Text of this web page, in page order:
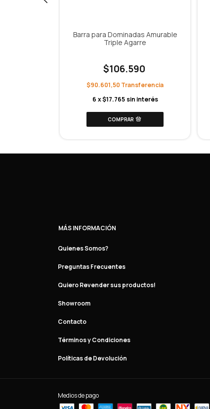
Barra para Dominadas Amurable
Triple Agarre
$106.590
$90.601,50
6 x$17.765 sin interés
MÁS INFORMACIÓN
Quienes Somos?
Preguntas Frecuentes
Quiero Revender sus productos!
Showroom
Contacto
Términos y Condiciones
Políticas de Devolución
Medios de pago